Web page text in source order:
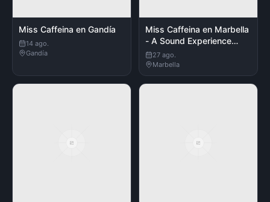
Miss Caffeina en Gandía
14 ago.
Gandía
Miss Caffeina en Marbella
- A Sound Experience
Acústico
27 ago.
Marbella